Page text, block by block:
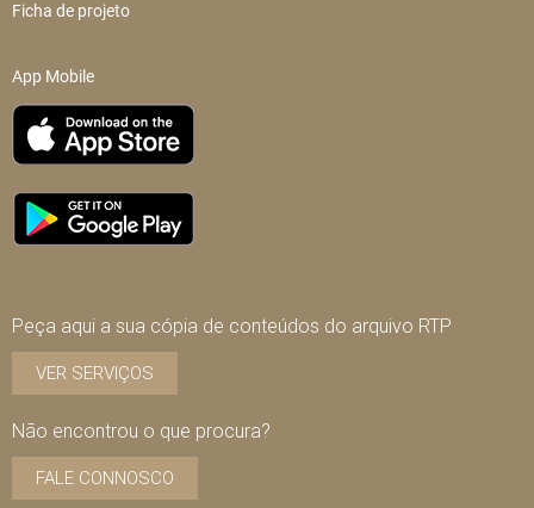
Ficha de projeto
App Mobile
Peça aqui a sua cópia de conteúdos do arquivo RTP
VER SERVIÇOS
Não encontrou o que procura?
FALE CONNOSCO